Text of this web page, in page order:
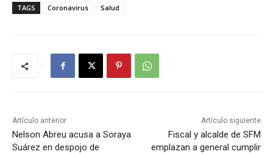
TAGS Coronavirus Salud
Artículo anterior
Nelson Abreu acusa a Soraya
Suárez en despojo de
Artículo siguiente
Fiscal y alcalde de SFM
emplazan a general cumplir